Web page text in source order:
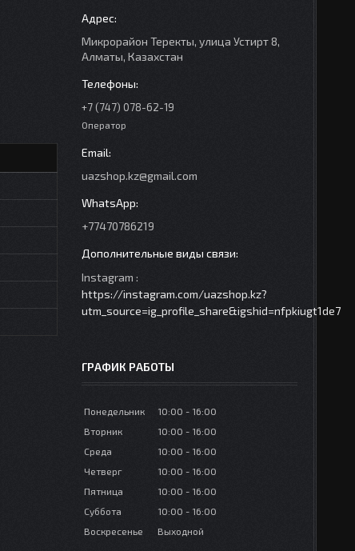
Микрорайон Теректы, улица Устирт 8,
Алматы, Казахстан
+7 (747) 078-62-19
Оператор
uazshop.kz@gmail.com
+77470786219
Instagram
https://instagram.com/uazshop.kz?
utm_source=ig_profile_share&igshid=nfpkiugt1de7
ГРАФИК РАБОТЫ
Понедельник 10:00
16:00
Вторник
10:00
16:00
Среда
10:00
16:00
Четверг
10:00
16:00
Пятница
10:00
16:00
Суббота
10:00
16:00
Воскресенье
Выходной